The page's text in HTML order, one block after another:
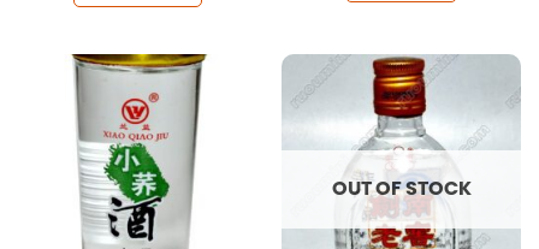
OUT OF STOCK